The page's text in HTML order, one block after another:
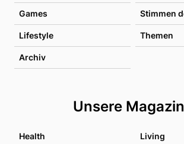
Games Stimmen
Lifestyle Themen
Archiv
Unsere
Health Living